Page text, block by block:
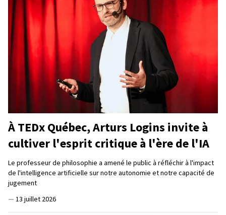
À TEDx Québec, Arturs Logins invite à
cultiver l'esprit critique à l'ère de l'IA
Le professeur de philosophie a amené le public à réfléchir à l'impact
de l'intelligence artificielle sur notre autonomie et notre capacité de
jugement
— 13 juillet 2026